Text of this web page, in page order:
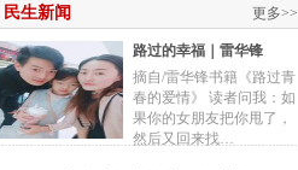
民生新闻 更多>>
路过的幸福｜雷华锋
摘自/雷华锋书籍《路过青
春的爱情》 读者问我：如
果你的女朋友把你甩了，
然后又回来找…